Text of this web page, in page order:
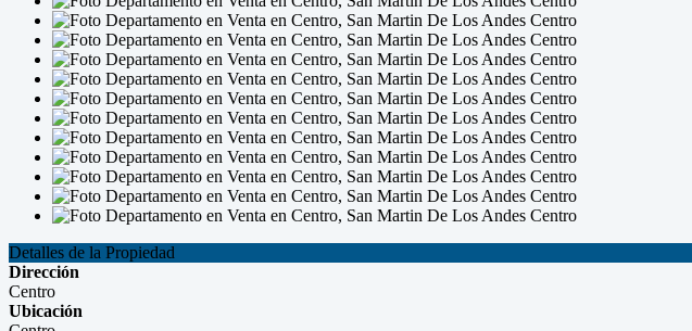
Detalles de la Propiedad
Dirección
Centro
Ubicación